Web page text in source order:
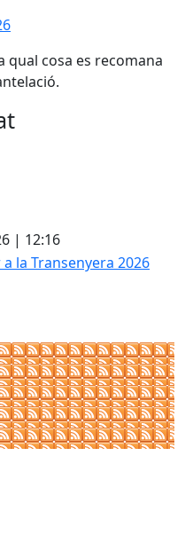
qual cosa es recomana
| 12:16
Transenyera 2026